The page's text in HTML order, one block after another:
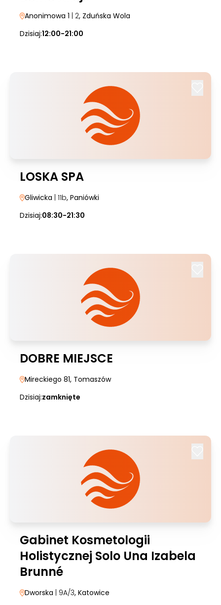
Anonimowa 1 | 2, Zduńska Wola
Dzisiaj:12:00-21:00
LOSKA SPA
Gliwicka | 11b, Paniówki
Dzisiaj:08:30-21:30
DOBRE MIEJSCE
Mireckiego 81, Tomaszów
Dzisiaj:zamknięte
Gabinet Kosmetologii
Holistycznej Solo Una Izabela
Brunné
Dworska | 9A/3, Katowice